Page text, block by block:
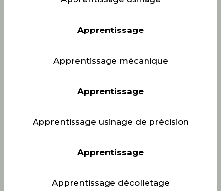
Apprentissage
Apprentissage mécanique
Apprentissage
Apprentissage usinage de précision
Apprentissage
Apprentissage décolletage